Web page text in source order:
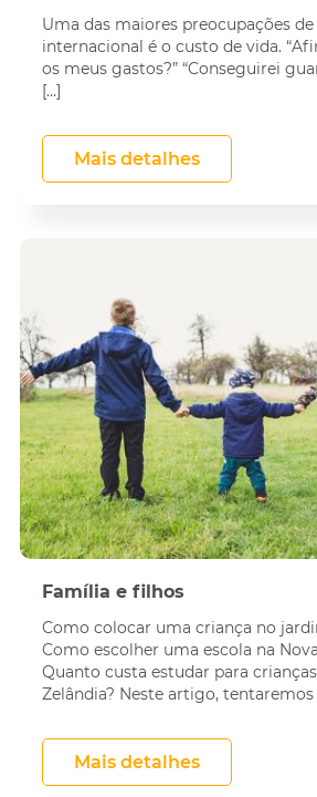
Uma das maiores preocupações
internacional é o custo de vida.
os meus gastos?” “Conseguirei
[…]
Mais detalhes
Família e filhos
Como colocar uma criança no
Como escolher uma escola na
Quanto custa estudar para
Zelândia? Neste artigo, tentaremos
Mais detalhes